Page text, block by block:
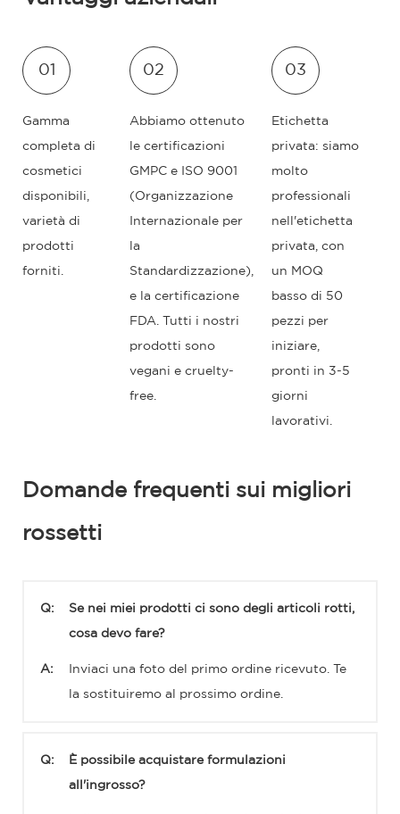
01
Gamma
completa di
cosmetici
disponibili,
varietà di
prodotti
forniti.
02
Abbiamo ottenuto
le certificazioni
GMPC e ISO 9001
(Organizzazione
Internazionale per
la
Standardizzazione),
e la certificazione
FDA. Tutti i nostri
prodotti sono
vegani e cruelty-
free.
03
Etichetta
privata: siamo
molto
professionali
nell'etichetta
privata, con
un MOQ
basso di 50
pezzi per
iniziare,
pronti in 3-5
giorni
lavorativi.
Domande frequenti sui migliori
rossetti
Q: Se nei miei prodotti ci sono degli articoli rotti,
cosa devo fare?
A: Inviaci una foto del primo ordine ricevuto. Te
la sostituiremo al prossimo ordine.
Q: È possibile acquistare formulazioni
all'ingrosso?